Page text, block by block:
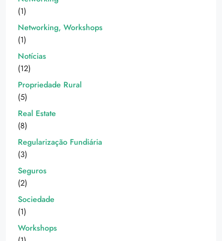
(1)
Networking, Workshops
(1)
Notícias
(12)
Propriedade Rural
(5)
Real Estate
(8)
Regularização Fundiária
(3)
Seguros
(2)
Sociedade
(1)
Workshops